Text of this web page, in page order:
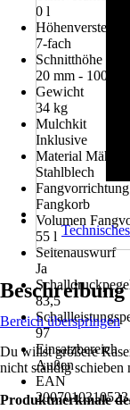
0 l
7-fach
Schnitthöhe
20 mm - 100 mm
Gewicht
34 kg
Mulchkit
Inklusive
Material Mähdeck
Stahlblech
Fangvorrichtung
Fangkorb
Volumen
55 l
Seitenauswurf
Ja
83,5
97
Einsatzbereich
Außen
EAN
Beschreibung
Bereich überspringen
Du willst größere
nicht ständig schieben
Produktmerkmale